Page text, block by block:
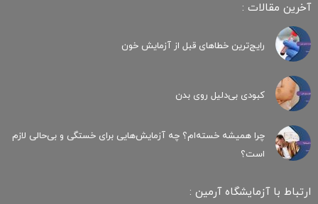
آخرین مقالات :
رایج‌ترین خطاهای قبل از آزمایش خون
کبودی‌ بی‌دلیل روی بدن
چرا همیشه خسته‌ام؟ چه آزمایش‌هایی برای خستگی و بی‌حالی لازم
است؟
ارتباط با آزمایشگاه آرمین :